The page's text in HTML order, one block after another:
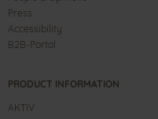
Press
Accessibility
B2B-Portal
PRODUCT INFORMATION
AKTIV